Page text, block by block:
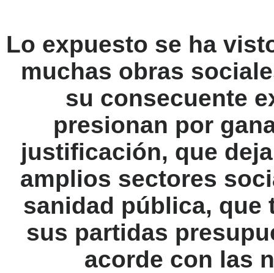
Lo expuesto se ha
muchas obras
su consecuente
presionan por
justificación, que
amplios sectores
sanidad pública, que
sus partidas
acorde con las